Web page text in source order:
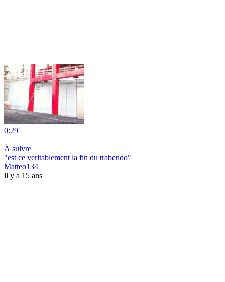
0:29
|
À suivre
"est ce veritablement la fin du trabendo"
Matteo134
il y a 15 ans